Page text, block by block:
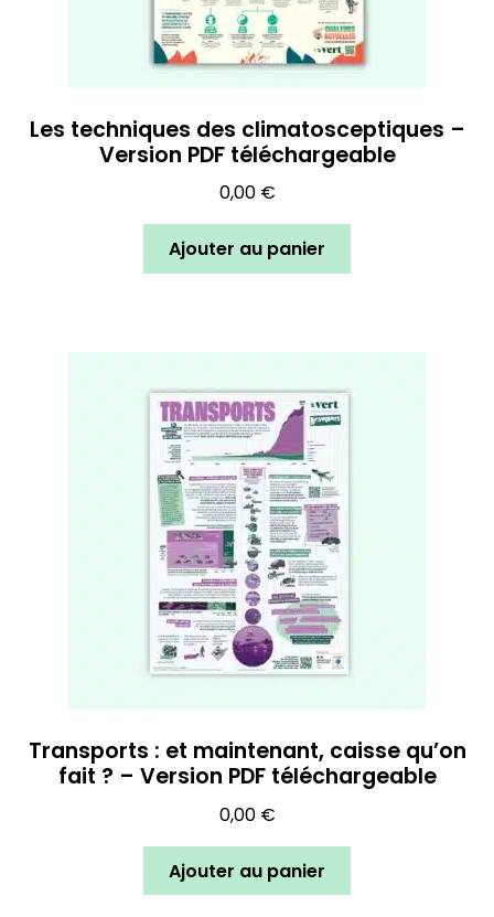
Les techniques des climatosceptiques –
Version PDF téléchargeable
0,00 €
Ajouter au panier
Transports : et maintenant, caisse qu’on
fait ? – Version PDF téléchargeable
0,00 €
Ajouter au panier